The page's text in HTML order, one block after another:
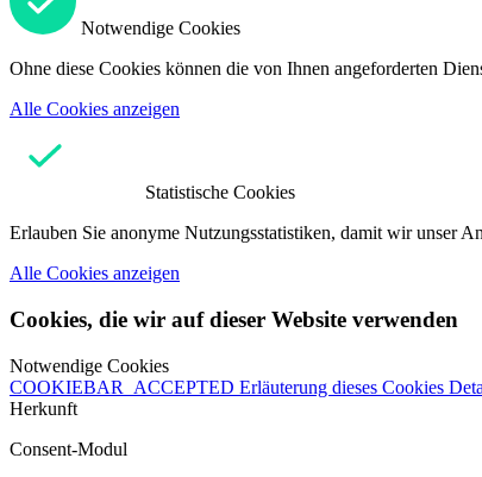
Notwendige Cookies
Ohne diese Cookies können die von Ihnen angeforderten
Alle Cookies anzeigen
Statistische Cookies
Erlauben Sie anonyme Nutzungsstatistiken, damit wir unser
Alle Cookies anzeigen
Cookies, die wir auf dieser Website verwenden
Notwendige Cookies
COOKIEBAR_ACCEPTED Erläuterung dieses Cookies
Herkunft
Consent-Modul